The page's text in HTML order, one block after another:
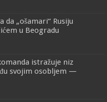
da „ošamari“ Rusiju
u Beogradu
istražuje niz
svojim osobljem —